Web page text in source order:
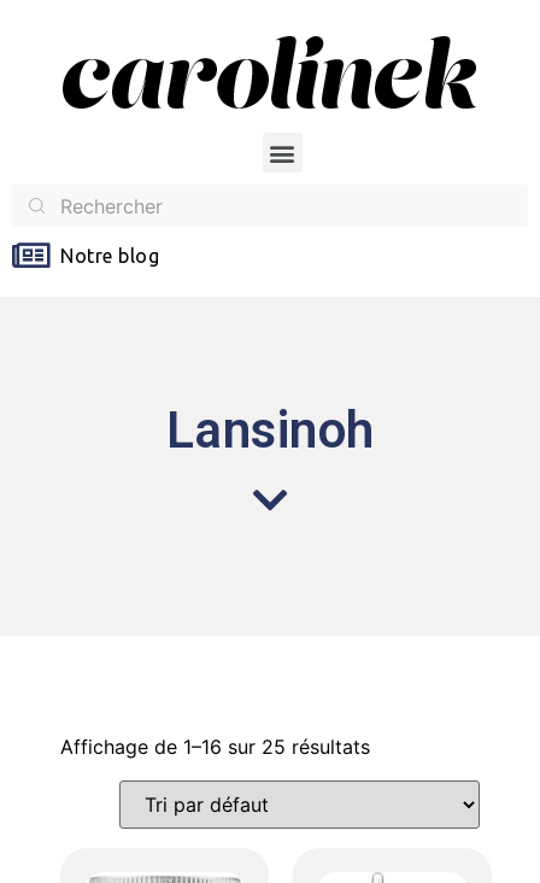
Notre blog
Lansinoh
Affichage de 1–16 sur 25 résultats